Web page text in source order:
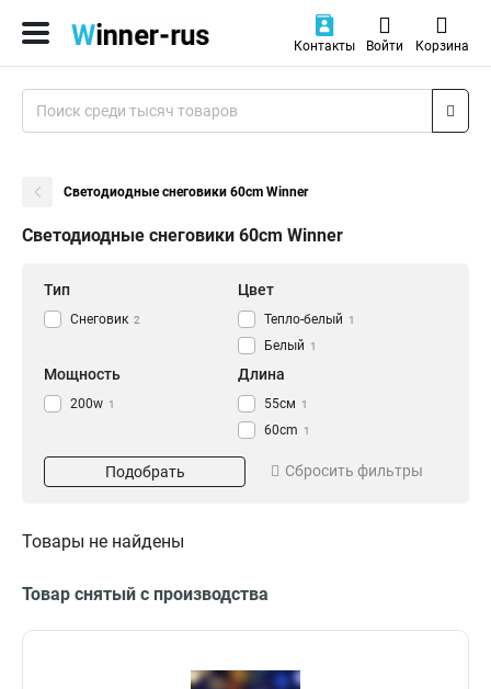
Контакты Войти Корзина
Светодиодные снеговики 60cm Winner
Светодиодные снеговики 60cm Winner
Тип
Снеговик 2
Цвет
Тепло-белый 1
Белый 1
Мощность
200w 1
Длина
55см 1
60cm 1
Подобрать Сбросить фильтры
Товары не найдены
Товар снятый с производства